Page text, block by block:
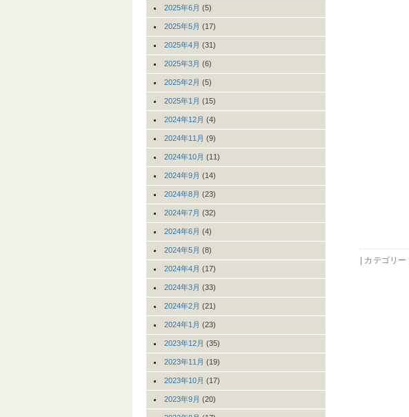
| カテゴリー
2025年6月 (5)
2025年5月 (17)
2025年4月 (31)
2025年3月 (6)
2025年2月 (5)
2025年1月 (15)
2024年12月 (4)
2024年11月 (9)
2024年10月 (11)
2024年9月 (14)
2024年8月 (23)
2024年7月 (32)
2024年6月 (4)
2024年5月 (8)
2024年4月 (17)
2024年3月 (33)
2024年2月 (21)
2024年1月 (23)
2023年12月 (35)
2023年11月 (19)
2023年10月 (17)
2023年9月 (20)